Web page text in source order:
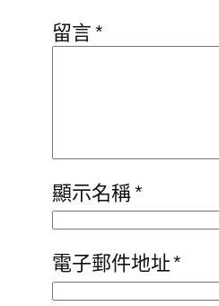
留言*
顯示名稱*
電子郵件地址*